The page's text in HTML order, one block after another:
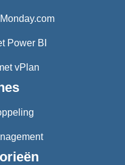
Power BI
vPlan